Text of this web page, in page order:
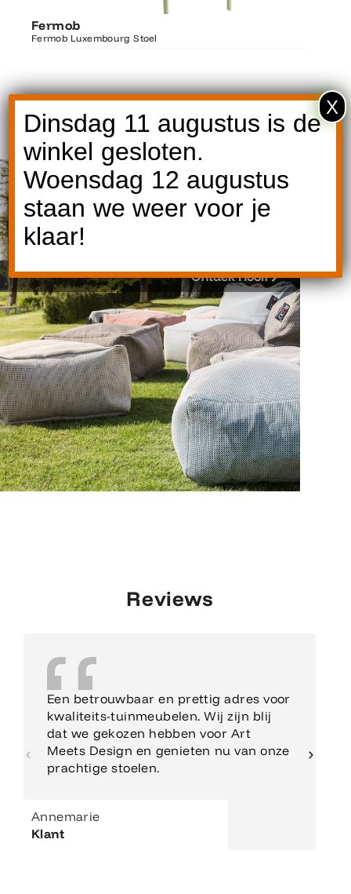
Fermob
Fermob Luxembourg Stoel
Ontdek Fermob
Luxembourg Stoel
Onze merken
Ontdek Roolf
Reviews
Een betrouwbaar en prettig adres voor
kwaliteits-tuinmeubelen. Wij zijn blij
dat we gekozen hebben voor Art
Meets Design en genieten nu van onze
prachtige stoelen.
Annemarie
Klant
Dinsdag 11 augustus is de
winkel gesloten.
Woensdag 12 augustus
staan we weer voor je
klaar!
X